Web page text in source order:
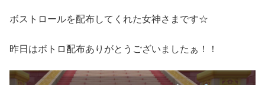
ボストロールを配布してくれた女神さまです☆
昨日はボトロ配布ありがとうございましたぁ！！